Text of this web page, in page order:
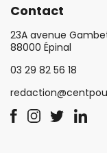
Contact
23A avenue
88000 Épinal
03 29 82 56 18